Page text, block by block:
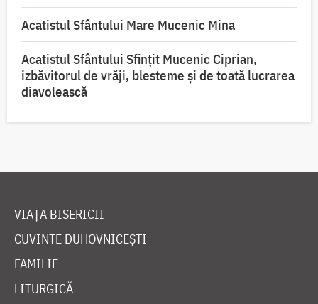
Acatistul Sfântului Mare Mucenic Mina
Acatistul Sfântului Sfințit Mucenic Ciprian,
izbăvitorul de vrăji, blesteme și de toată lucrarea
diavolească
VIAȚA BISERICII
CUVINTE DUHOVNICEȘTI
FAMILIE
LITURGICĂ